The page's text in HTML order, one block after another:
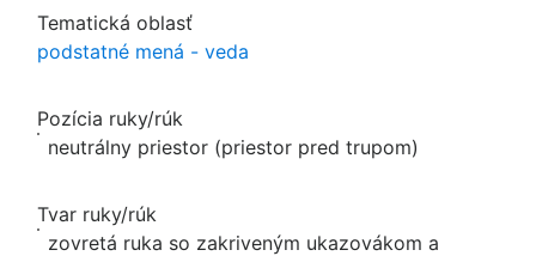
Tematická oblasť
podstatné mená - veda
Pozícia ruky/rúk
neutrálny priestor (priestor pred trupom)
Tvar ruky/rúk
zovretá ruka so zakriveným ukazovákom a